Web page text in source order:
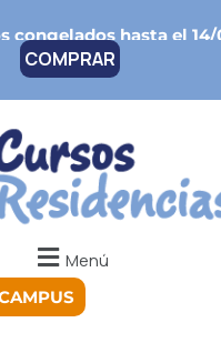
congelados hasta el
COMPRAR
Menú